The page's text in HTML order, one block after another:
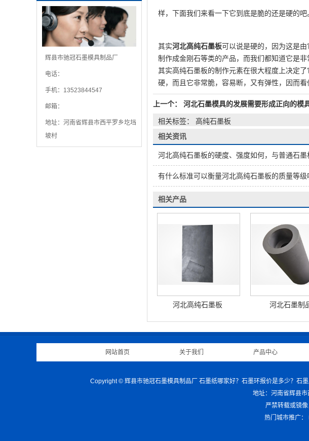
辉县市驰冠石墨模具制品厂
电话：
手机：13523844547
邮箱：
地址：河南省辉县市西平罗乡圪垱
坡村
样，下面我们来看一下它到底是脆的还是硬的吧
其实河北高纯石墨板可以说是硬的，因为这是
制作成金刚石等类的产品，而我们都知道它是
其实高纯石墨板的制作元素在很大程度上决定
硬，而且它非常脆，容易断，又有弹性，因而看
上一个： 河北石墨模具的发展需要形成正向的模
相关标签： 高纯石墨板
相关资讯
河北高纯石墨板的硬度、强度如何，与普通石墨板相比有何不同，怎样提高其
有什么标准可以衡量河北高纯石墨板的质量等级
相关产品
河北高纯石墨板 河北石墨制
网站首页 关于我们 产品中心
Copyright © 辉县市驰冠石墨模具制品厂 石墨纸哪家好？石墨环报价是多少？石
地址：河南省辉县
严禁转载或镜像
热门城市推广：